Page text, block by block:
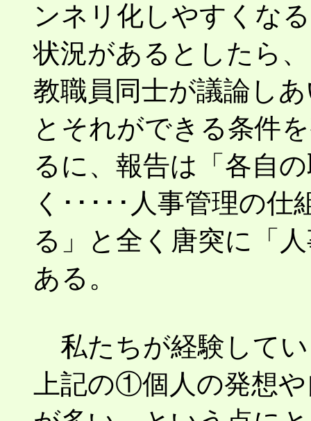
ンネリ化しやすくな
状況があるとしたら
教職員同士が議論し
とそれができる条件
るに、報告は「各自
く･････人事管理の
る」と全く唐突に「
ある。
私たちが経験して
上記の①個人の発想